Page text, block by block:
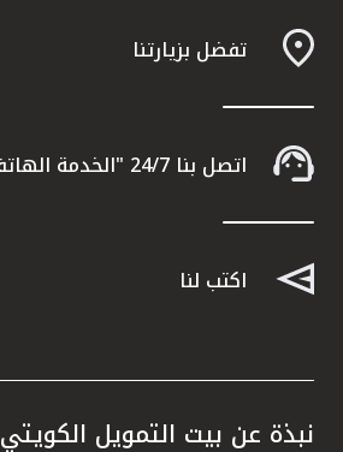
تفضل بزيارتنا
اتصل بنا 24/7 "الخدمة الهاتفية" 1803333
اكتب لنا
نبذة عن بيت التمويل الكويتي